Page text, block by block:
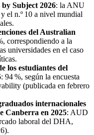
Subject 2026: la ANU
el n.º 10 a nivel mundial
del Australian
correspondiendo a la
universidades en el caso
los estudiantes del
: 94 %, según la encuesta
(publicada en febrero
internacionales
Canberra en 2025: AUD
laboral del DHA,